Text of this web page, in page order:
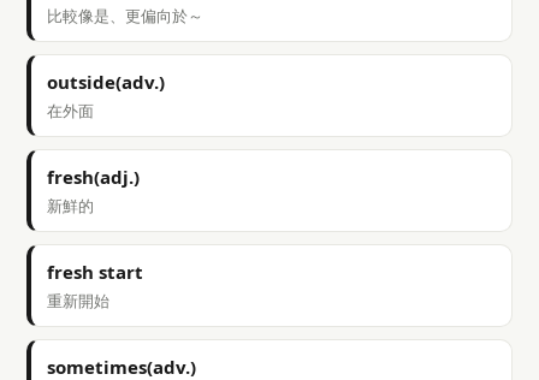
比較像是、更偏向於～
outside(adv.)
在外面
fresh(adj.)
新鮮的
fresh start
重新開始
sometimes(adv.)